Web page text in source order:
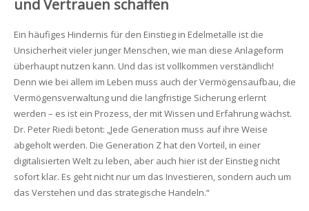
und Vertrauen schaffen
Ein häufiges Hindernis für den Einstieg in Edelmetalle ist die
Unsicherheit vieler junger Menschen, wie man diese Anlageform
überhaupt nutzen kann. Und das ist vollkommen verständlich!
Denn wie bei allem im Leben muss auch der Vermögensaufbau, die
Vermögensverwaltung und die langfristige Sicherung erlernt
werden – es ist ein Prozess, der mit Wissen und Erfahrung wächst.
Dr. Peter Riedi betont: „Jede Generation muss auf ihre Weise
abgeholt werden. Die Generation Z hat den Vorteil, in einer
digitalisierten Welt zu leben, aber auch hier ist der Einstieg nicht
sofort klar. Es geht nicht nur um das Investieren, sondern auch um
das Verstehen und das strategische Handeln.“